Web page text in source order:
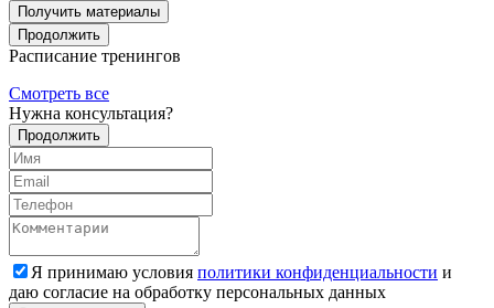
Получить материалы
Продолжить
Расписание тренингов
Смотреть все
Нужна консультация?
Продолжить
Я принимаю условия политики конфиденциальности и
даю согласие на обработку персональных данных